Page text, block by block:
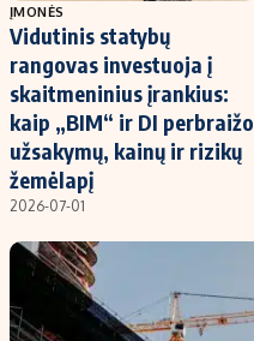
Redakcija
Apie mus
Redakcijos politika
Privatumo politika
Turinio žymėjimo taisyklės
Regionų naujienos
Indėlių palūkanos
ĮMONĖS
Vidutinis statybų
rangovas investuoja į
skaitmeninius įrankius:
kaip „BIM“ ir DI perbraižo
užsakymų, kainų ir rizikų
žemėlapį
2026-07-01